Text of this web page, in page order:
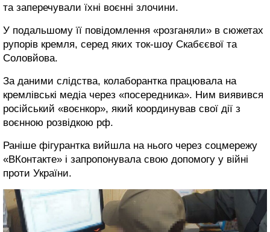
та заперечували їхні воєнні злочини.
У подальшому її повідомлення «розганяли» в сюжетах
рупорів кремля, серед яких ток-шоу Скабєєвої та
Соловйова.
За даними слідства, колаборантка працювала на
кремлівські медіа через «посередника». Ним виявився
російський «воєнкор», який координував свої дії з
воєнною розвідкою рф.
Раніше фігурантка вийшла на нього через соцмережу
«ВКонтакте» і запропонувала свою допомогу у війні
проти України.